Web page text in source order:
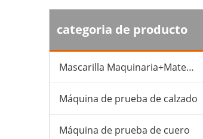
categoria de producto
Mascarilla Maquinaria+Material
Máquina de prueba de calzado
Máquina de prueba de cuero